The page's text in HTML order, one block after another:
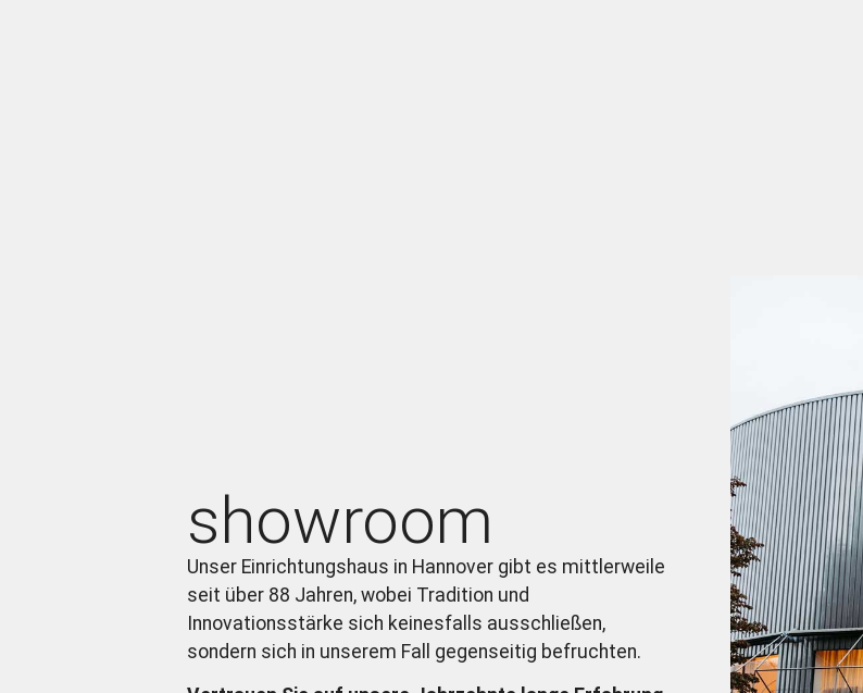
showroom
Unser Einrichtungshaus in Hannover gibt es mittlerweile
seit über 88 Jahren, wobei Tradition und
Innovationsstärke sich keinesfalls ausschließen,
sondern sich in unserem Fall gegenseitig befruchten.